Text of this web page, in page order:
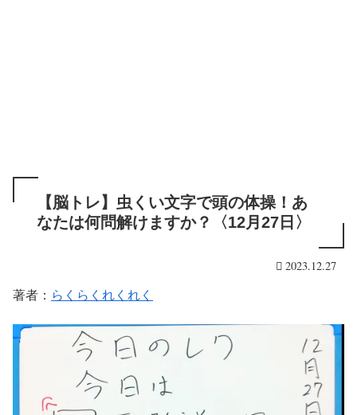
【脳トレ】虫くい文字で頭の体操！あ
なたは何問解けますか？〈12月27日〉
2023.12.27
著者： らくらくれくれく